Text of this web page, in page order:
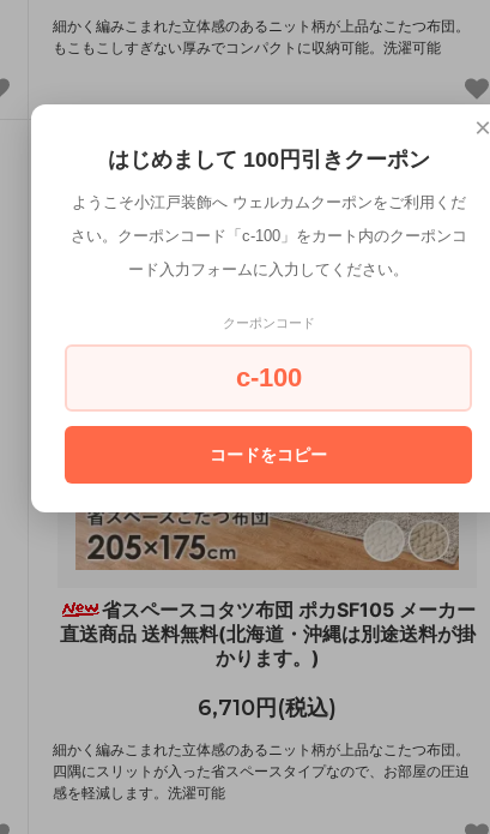
細かく編みこまれた立体感のあるニット柄が上品なこたつ布団。
もこもこしすぎない厚みでコンパクトに収納可能。洗濯可能
省スペースコタツ布団 ポカSF105 メーカー
直送商品 送料無料(北海道・沖縄は別途送料が掛
かります。)
6,710円(税込)
細かく編みこまれた立体感のあるニット柄が上品なこたつ布団。
四隅にスリットが入った省スペースタイプなので、お部屋の圧迫
感を軽減します。洗濯可能
×
はじめまして 100円引きクーポン
ようこそ小江戸装飾へ ウェルカムクーポンをご利用くだ
さい。クーポンコード「c-100」をカート内のクーポンコ
ード入力フォームに入力してください。
クーポンコード
c-100
コードをコピー